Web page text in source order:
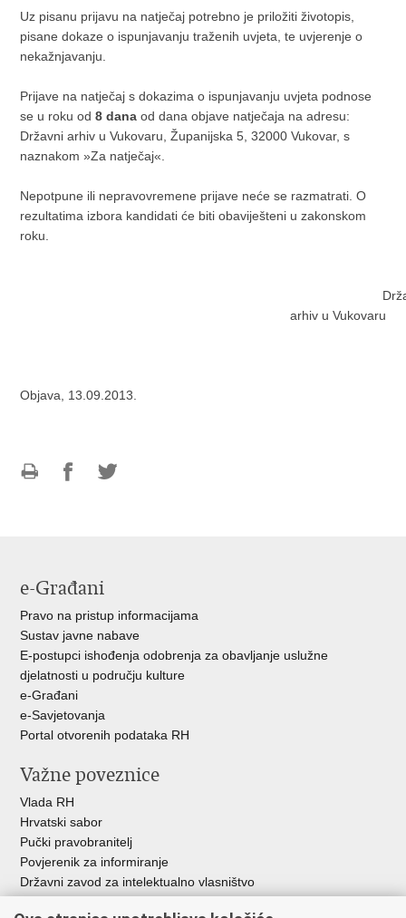
Uz pisanu prijavu na natječaj potrebno je priložiti životopis,
pisane dokaze o ispunjavanju traženih uvjeta, te uvjerenje o
nekažnjavanju.
Prijave na natječaj s dokazima o ispunjavanju uvjeta podnose
se u roku od8 dana od dana objave natječaja na adresu:
Državni arhiv u Vukovaru, Županijska 5, 32000 Vukovar, s
naznakom »Za natječaj«.
Nepotpune ili nepravovremene prijave neće se razmatrati. O
rezultatima izbora kandidati će biti obaviješteni u zakonskom
roku.
arhiv u Vukovaru
Objava, 13.09.2013.
e-Građani
Pravo na pristup informacijama
Sustav javne nabave
E-postupci ishođenja odobrenja za obavljanje uslužne
djelatnosti u području kulture
e-Građani
e-Savjetovanja
Portal otvorenih podataka RH
Važne poveznice
Vlada RH
Hrvatski sabor
Pučki pravobranitelj
Povjerenik za informiranje
Državni zavod za intelektualno vlasništvo